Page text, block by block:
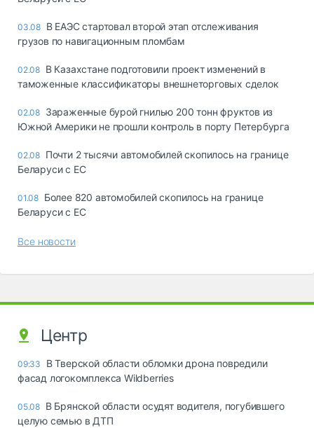
03.08 В ЕАЭС стартовал второй этап отслеживания
грузов по навигационным пломбам
02.08 В Казахстане подготовили проект изменений в
таможенные классификаторы внешнеторговых сделок
02.08 Зараженные бурой гнилью 200 тонн фруктов из
Южной Америки не прошли контроль в порту Петербурга
02.08 Почти 2 тысячи автомобилей скопилось на границе
Беларуси с ЕС
01.08 Более 820 автомобилей скопилось на границе
Беларуси с ЕС
Все новости
Центр
09:33
В Тверской области обломки дрона повредили
фасад логокомплекса Wildberries
05.08 В Брянской области осудят водителя, погубившего
целую семью в ДТП